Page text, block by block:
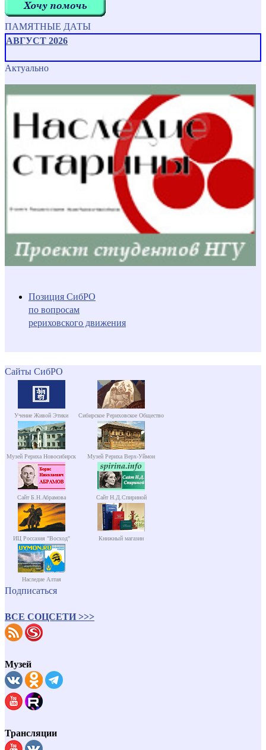
ПАМЯТНЫЕ ДАТЫ
АВГУСТ 2026
Актуально
Позиция СибРО
по вопросам
рериховского движения
Сайты СибРО
Учение Живой Этики Сибирское Рериховское Общество
Музей Рериха Новосибирск Музей Рериха Верх-Уймон
Сайт Б.Н.Абрамова Сайт Н.Д.Спириной
ИЦ Россазия "Восход" Книжный магазин
Наследие Алтая
Подписаться
ВСЕ СОЦСЕТИ >>>
Музей
Трансляции